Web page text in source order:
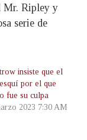
Mr. Ripley y
serie de
insiste que el
por el que
fue su culpa
2023 7:30 AM